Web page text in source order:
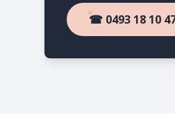
☎ 0493 18 10